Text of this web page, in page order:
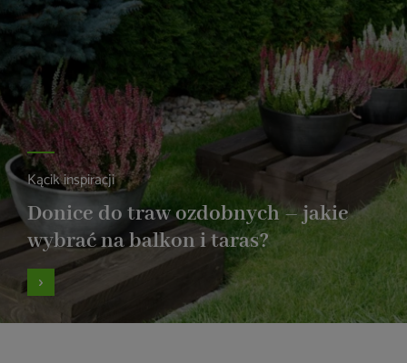
Kącik inspiracji
Donice do traw ozdobnych – jakie
wybrać na balkon i taras?